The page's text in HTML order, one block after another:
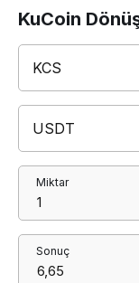
KuCoin
Miktar
Sonuç